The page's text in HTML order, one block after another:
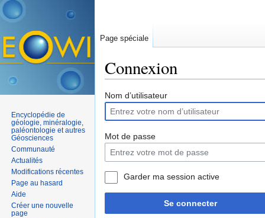
Connexion
Nom d’utilisateur
Mot de passe
Garder ma session active
Se connecter
Page spéciale
Encyclopédie de
géologie, minéralogie,
paléontologie et autres
Géosciences
Communauté
Actualités
Modifications récentes
Page au hasard
Aide
Créer une nouvelle
page